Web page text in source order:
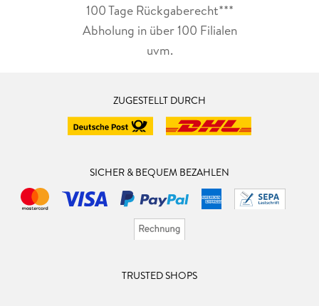
100 Tage Rückgaberecht***
Abholung in über 100 Filialen
uvm.
ZUGESTELLT DURCH
SICHER & BEQUEM BEZAHLEN
TRUSTED SHOPS